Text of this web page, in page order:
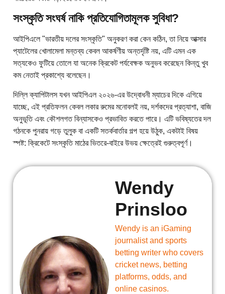
সংস্কৃতি সংঘর্ষ নাকি প্রতিযোগিতামূলক সুবিধা?
আইপিএলে "ভারতীয় দলের সংস্কৃতি" অনুকরণ করা কেন কঠিন, তা নিয়ে আক্সার
প্যাটেলের খোলামেলা মন্তব্য কেবল আকর্ষণীয় অন্তর্দৃষ্টি নয়, এটি এমন এক
সত্যকেও ফুটিয়ে তোলে যা অনেক ক্রিকেট পর্যবেক্ষক অনুভব করেছেন কিন্তু খুব
কম নেতাই প্রকাশ্যে বলেছেন।
দিল্লি ক্যাপিটালস যখন আইপিএল ২০২৬-এর উদ্বোধনী ম্যাচের দিকে এগিয়ে
যাচ্ছে, এই প্রতিফলন কেবল লকার রুমের মনোবলই নয়, দর্শকদের প্রত্যাশা, বাজি
অনুভূতি এবং কৌশলগত বিন্যাসকেও প্রভাবিত করতে পারে। এটি ভবিষ্যতের দল
গঠনকে পুনরায় গড়ে তুলুক বা একটি সতর্কবার্তার গল্প হয়ে উঠুক, একটাই বিষয়
স্পষ্ট: ক্রিকেটে সংস্কৃতি মাঠের ভিতরে-বাইরে উভয় ক্ষেত্রেই গুরুত্বপূর্ণ।
Wendy
Prinsloo
Wendy is an iGaming
journalist and sports
betting writer who covers
cricket news, betting
platforms, odds, and
online casinos.